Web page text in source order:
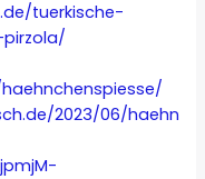
tuerkische-
2023/06/haehn